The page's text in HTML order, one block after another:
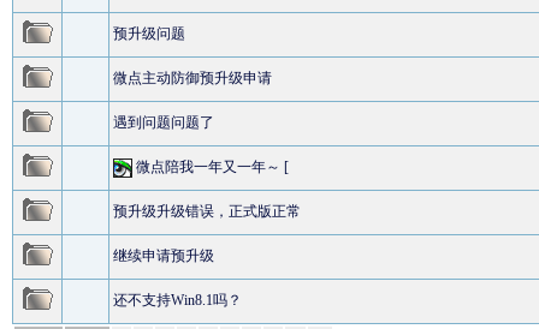
预升级问题
微点主动防御预升级申请
遇到问题问题了
微点陪我一年又一年～ [
预升级升级错误，正式版正常
继续申请预升级
还不支持Win8.1吗？